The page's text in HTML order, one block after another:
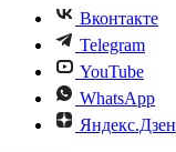
Вконтакте
Telegram
YouTube
WhatsApp
Яндекс.Дзен